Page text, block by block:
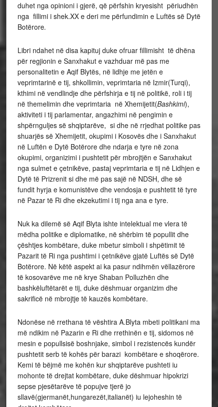
duhet nga opinioni i gjerë, që përfshin kryesisht përiudhën
nga fillimi i shek.XX e deri me përfundimin e Luftës së Dytë
Botërore.
Libri ndahet në disa kapituj duke ofruar fillimisht të dhëna
për regjionin e Sanxhakut e vazhduar më pas me
personalitetin e Aqif Blytës, në lidhje me jetën e
veprimtarinë e tij, shkollimin, veprimtaria në Izmir(Turqi),
kthimi në vendlindje dhe përfshirja e tij në politikë, roli i tij
në themelimin dhe veprimtaria në Xhemijetit(Bashkimi),
aktiviteti i tij parlamentar, angazhimi në pengimin e
shpërnguljes së shqiptarëve, si dhe në rrjedhat politike pas
shuarjës së Xhemijetit, okupimi i Kosovës dhe i Sanxhakut
në Luftën e Dytë Botërore dhe ndarja e tyre në zona
okupimi, organizimi i pushtetit për mbrojtjën e Sanxhakut
nga sulmet e çetnikëve, pastaj veprimtaria e tij në Lidhjen e
Dytë të Prizrenit si dhe më pas sajë në NDSH, dhe së
fundit hyrja e komunistëve dhe vendosja e pushtetit të tyre
në Pazar të Ri dhe ekzekutimi i tij nga ana e tyre.
Nuk ka dilemë së Aqif Blyta ishte intelektual me vlera të
mëdha politike e diplomatike, në shërbim të popullit dhe
çështjes kombëtare, duke mbetur simboli i shpëtimit të
Pazarit të Ri nga pushtimi i çetnikëve gjatë Luftës së Dytë
Botërore. Në këtë aspekt ai ka pasur ndihmën vëllazërore
të kosovarëve me në krye Shaban Polluzhën dhe
bashkëluftëtarët e tij, duke dëshmuar organizim dhe
sakrificë në mbrojtje të kauzës kombëtare.
Ndonëse në rrethana të vështira A.Blyta mbeti politikani ma
më ndikim në Pazarin e Ri dhe rrethinën e tij, sidomos në
mesin e popullsisë boshnjake, simbol i rezistencës kundër
pushtetit serb të kohës për barazi kombëtare e shoqërore.
Kemi të bëjmë me kohën kur shqiptarëve pushteti iu
mohonte të drejtat kombëtare, duke dëshmuar hipokrizi
sepse pjesëtarëve të popujve tjerë jo
sllavë(gjermanët,hungarezët,italianët) iu lejoheshin të